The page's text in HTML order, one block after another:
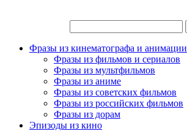
Фразы из кинематографа и анимации
Фразы из фильмов и сериалов
Фразы из мультфильмов
Фразы из аниме
Фразы из советских фильмов
Фразы из российских фильмов
Фразы из дорам
Эпизоды из кино